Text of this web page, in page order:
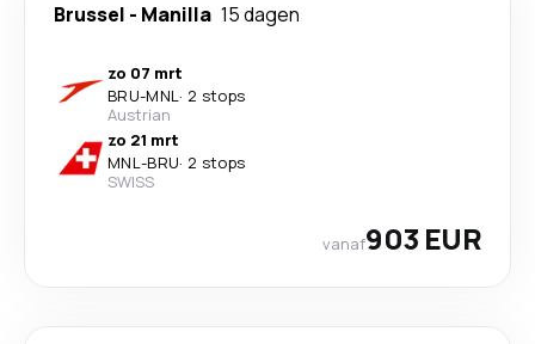
Brussel - Manilla 15 dagen
zo 07 mrt
BRU-MNL· 2 stops
Austrian
zo 21 mrt
MNL-BRU· 2 stops
SWISS
vanaf903 EUR